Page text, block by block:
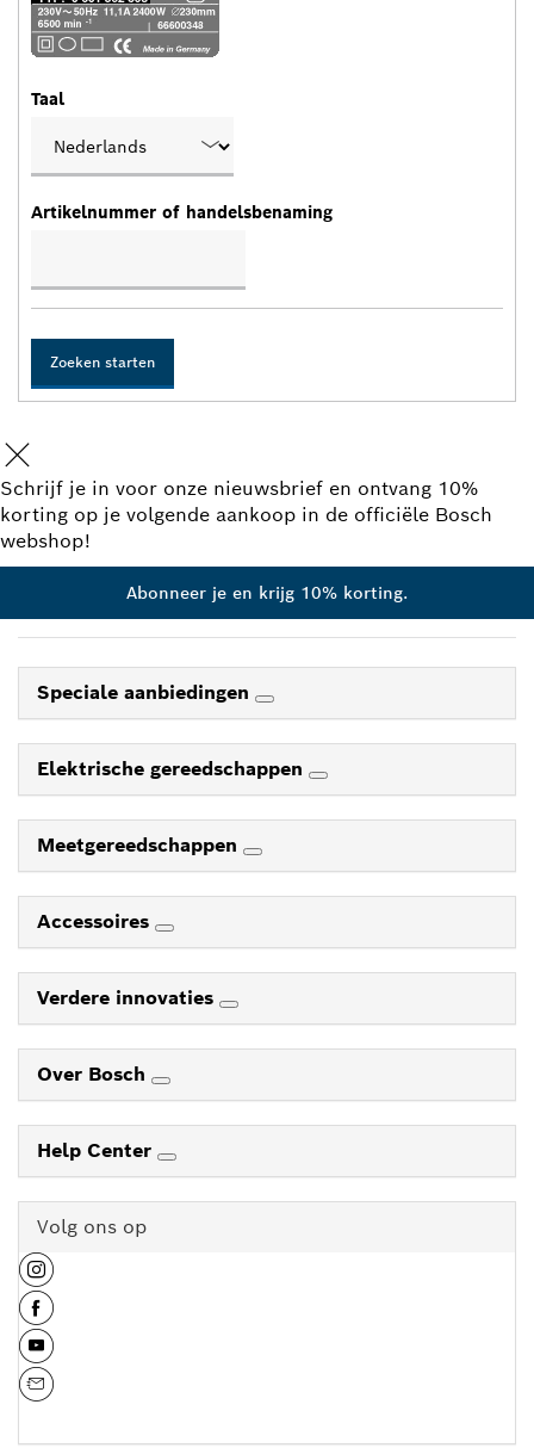
Taal
Artikelnummer of handelsbenaming
Zoeken starten
Schrijf je in voor onze nieuwsbrief en ontvang 10%
korting op je volgende aankoop in de officiële Bosch
webshop!
Abonneer je en krijg 10% korting.
Speciale aanbiedingen
Elektrische gereedschappen
Meetgereedschappen
Accessoires
Verdere innovaties
Over Bosch
Help Center
Volg ons op